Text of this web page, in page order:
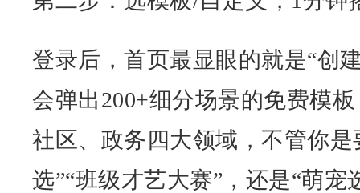
登录后，首页最显眼的就是“创
会弹出200+细分场景的免费模
社区、政务四大领域，不管你是
选”“班级才艺大赛”，还是“萌宠